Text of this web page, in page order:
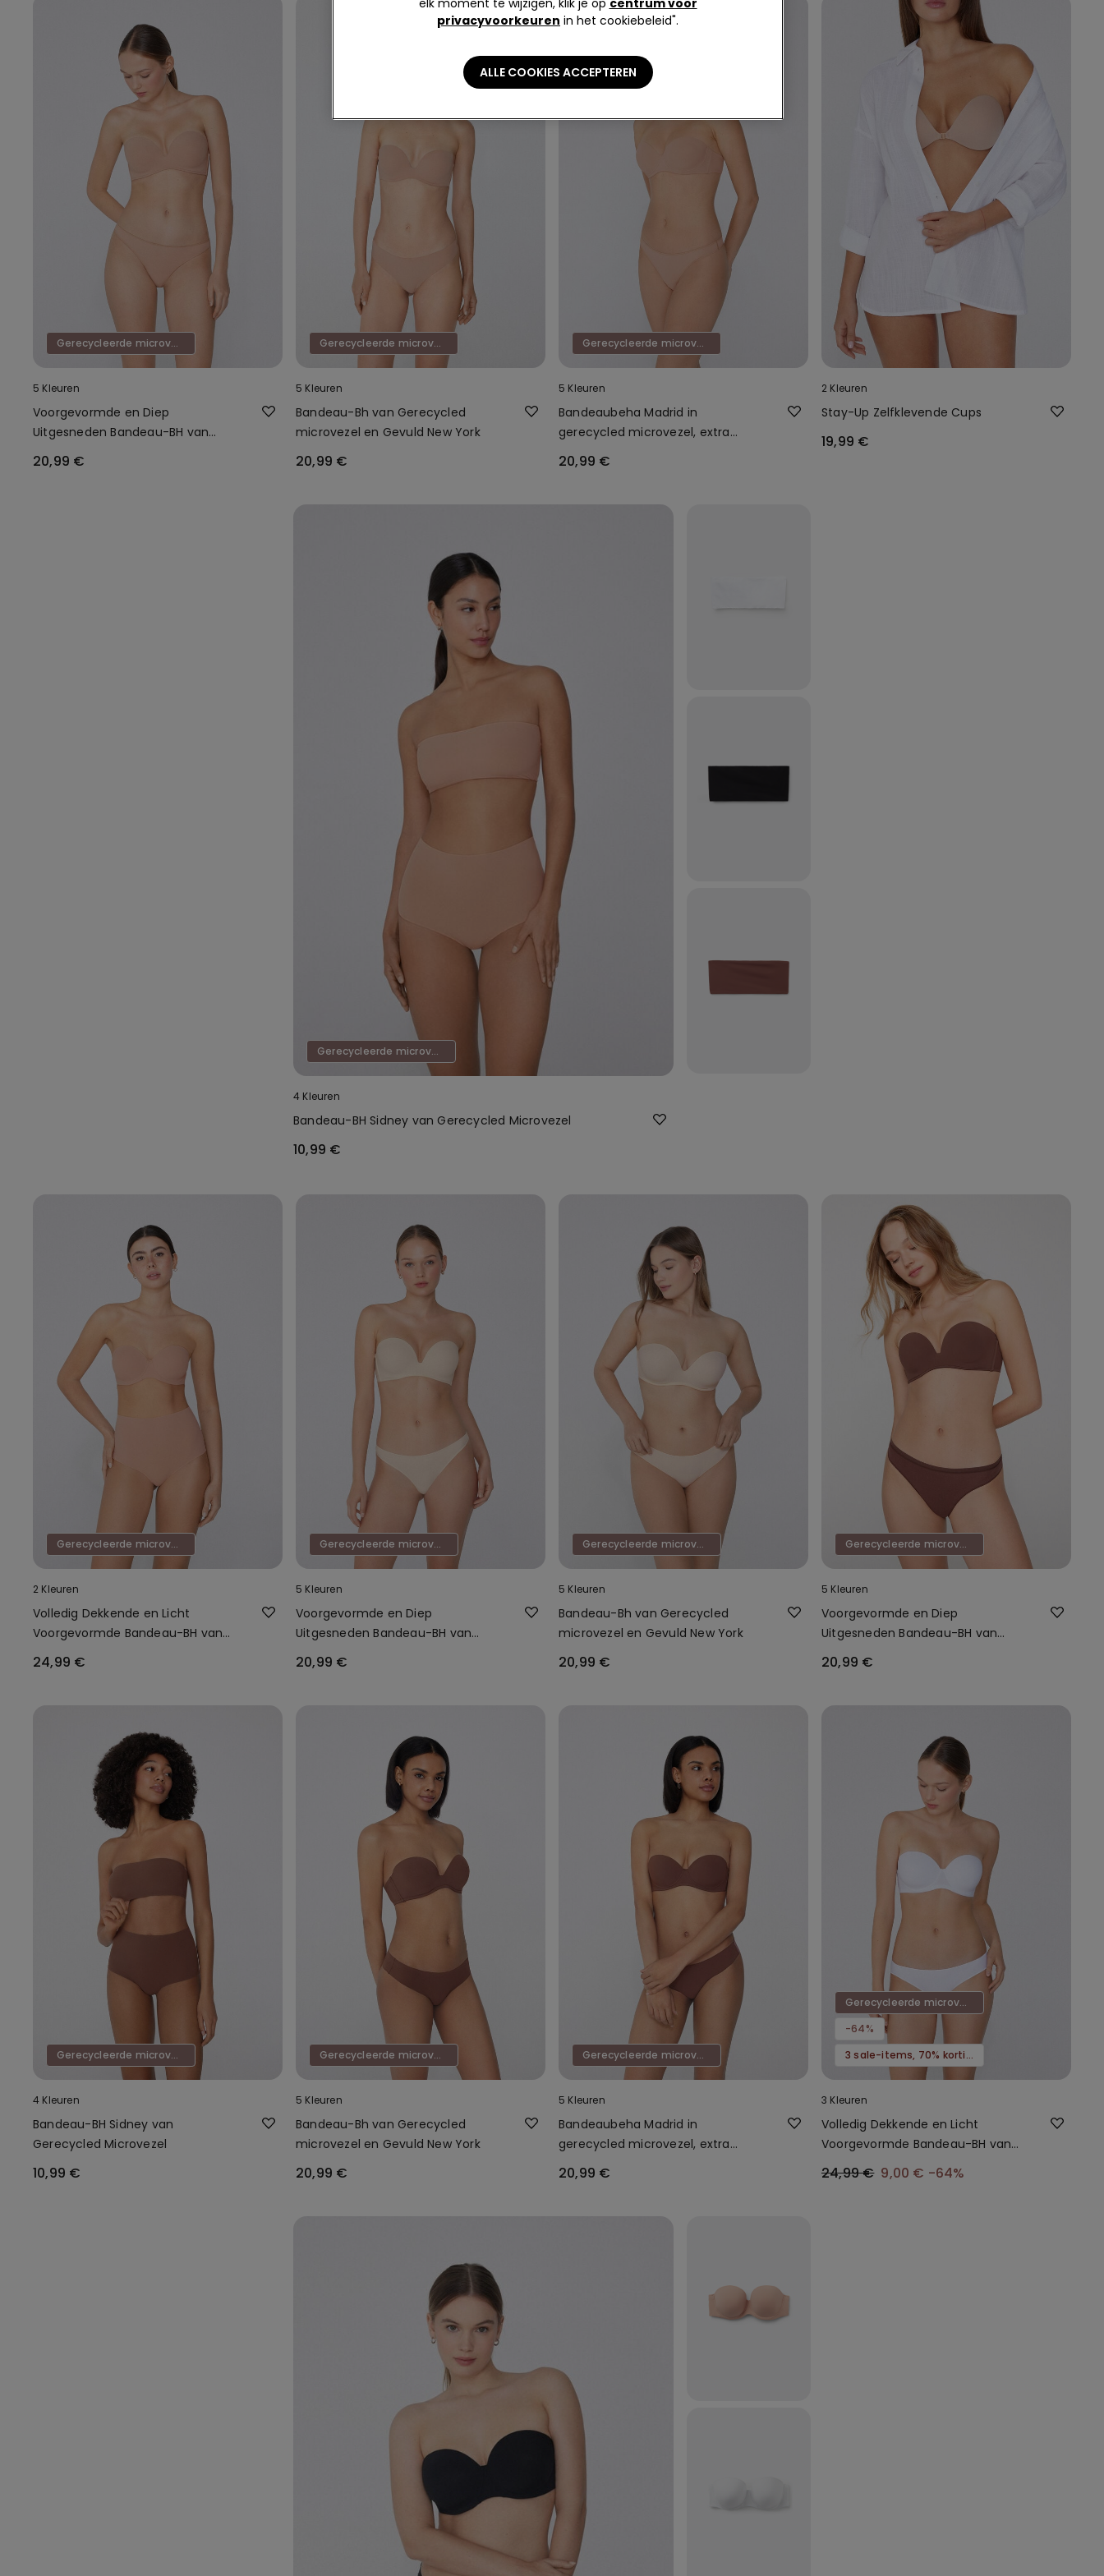
Gerecycleerde microvezel
5 Kleuren
Voorgevormde en Diep
Uitgesneden Bandeau-BH van
Gerecyclede Microvezel
20,99 €
Gerecycleerde microvezel
5 Kleuren
Bandeau-Bh van Gerecycled
microvezel en Gevuld New York
20,99 €
Gerecycleerde microvezel
5 Kleuren
Bandeaubeha Madrid in
gerecycled microvezel, extra
voorgevormd
20,99 €
2 Kleuren
Stay-Up Zelfklevende Cups
19,99 €
Gerecycleerde microvezel
4 Kleuren
Bandeau-BH Sidney van Gerecycled Microvezel
10,99 €
Gerecycleerde microvezel
2 Kleuren
Volledig Dekkende en Licht
Voorgevormde Bandeau-BH van
24,99 €
Gerecycleerde microvezel
5 Kleuren
Voorgevormde en Diep
Uitgesneden Bandeau-BH van
20,99 €
Gerecycleerde microvezel
5 Kleuren
Bandeau-Bh van Gerecycled
microvezel en Gevuld New York
20,99 €
Gerecycleerde microvezel
5 Kleuren
Voorgevormde en Diep
Uitgesneden Bandeau-BH van
20,99 €
Gerecycleerde microvezel
4 Kleuren
Bandeau-BH Sidney van
Gerecycled Microvezel
10,99 €
Gerecycleerde microvezel
5 Kleuren
Bandeau-Bh van Gerecycled
microvezel en Gevuld New York
20,99 €
Gerecycleerde microvezel
5 Kleuren
Bandeaubeha Madrid in
gerecycled microvezel, extra
20,99 €
Gerecycleerde microvezel
-64%
3 sale-items, 70% korting
3 Kleuren
Volledig Dekkende en Licht
Voorgevormde Bandeau-BH van
24,99 € 9,00 € -64%
elk moment te wijzigen, klik je op centrum voor
privacyvoorkeuren in het cookiebeleid".
ALLE COOKIES ACCEPTEREN